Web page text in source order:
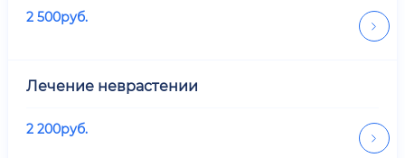
2 500руб.
Лечение неврастении
2 200руб.